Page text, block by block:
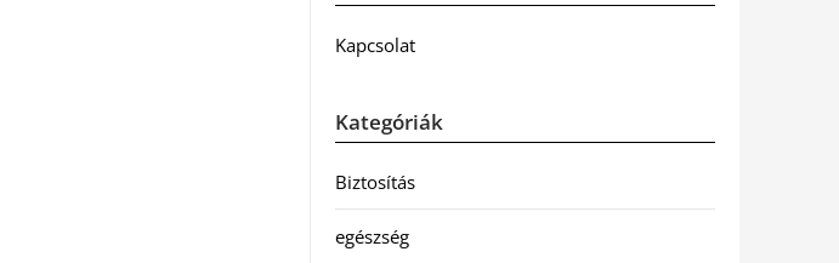
Kapcsolat
Kategóriák
Biztosítás
egészség